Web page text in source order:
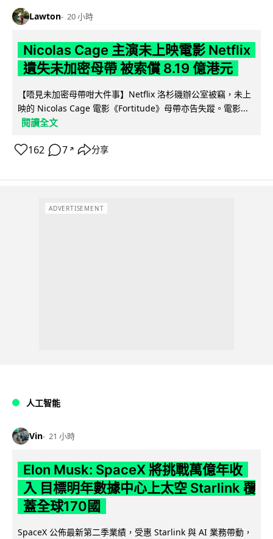
Lawton 20 小時
Nicolas Cage 主演未上映電影 Netflix
遺失未加密母帶 被索償 8.19 億港元
【唔見未加密母帶咁大件事】Netflix 洛杉磯辦公室被竊，未上
映的 Nicolas Cage 電影《Fortitude》母帶亦告失蹤。電影...
閱讀全文
162 7 ↗ 分享
ADVERTISEMENT
人工智能
Vin 21 小時
Elon Musk: SpaceX 將挑戰萬億年收
入 目標明年數據中心上太空 Starlink 覆
蓋全球170國
SpaceX 公佈最新第二季業績，受惠 Starlink 與 AI 業務帶動，